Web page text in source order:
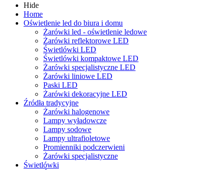
Hide
Home
Oświetlenie led do biura i domu
Żarówki led - oświetlenie ledowe
Żarówki reflektorowe LED
Świetlówki LED
Świetlówki kompaktowe LED
Żarówki specjalistyczne LED
Żarówki liniowe LED
Paski LED
Żarówki dekoracyjne LED
Źródła tradycyjne
Żarówki halogenowe
Lampy wyładowcze
Lampy sodowe
Lampy ultrafioletowe
Promienniki podczerwieni
Żarówki specjalistyczne
Świetlówki